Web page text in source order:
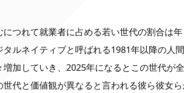
つれて就業者に占める若い世代の割合は
ルネイティブと呼ばれる1981年以降の人
加していき、2025年になるとこの世代が
代と価値観が異なると言われる彼ら彼女